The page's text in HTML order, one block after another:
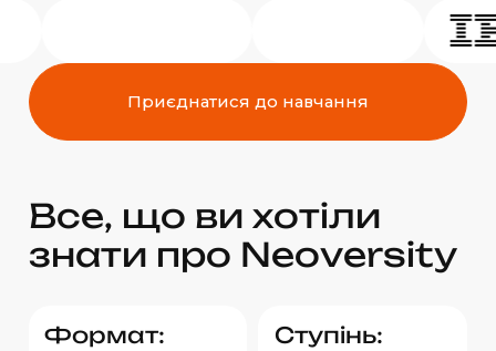
Приєднатися до навчання
Все, що ви хотіли
знати про Neoversity
Формат: Ступінь: